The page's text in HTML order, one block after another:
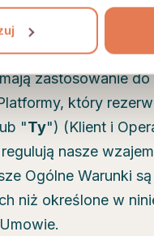
z Platformy oraz
zastosowanie
który
"Ty") (Klient i
nasze
Ogólne Warunki
niż określone w